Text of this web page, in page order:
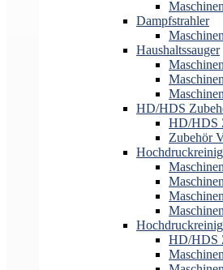
Dampfstrahler
Haushaltssauger
HD/HDS
HD/HDS
Zubehör
HD/HDS